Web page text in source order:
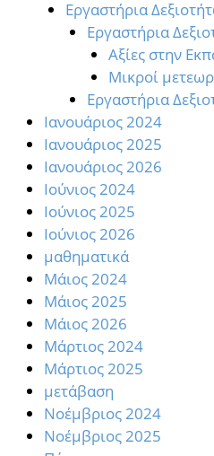
Εργαστήρια
Εργαστήρια
Αξίες στην
Μικροί
Εργαστήρια
Ιανουάριος 2024
Ιανουάριος 2025
Ιανουάριος 2026
Ιούνιος 2024
Ιούνιος 2025
Ιούνιος 2026
μαθηματικά
Μάιος 2024
Μάιος 2025
Μάιος 2026
Μάρτιος 2024
Μάρτιος 2025
μετάβαση
Νοέμβριος 2024
Νοέμβριος 2025